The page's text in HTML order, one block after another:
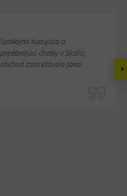
Spokojná kupujúca a
predávajúci chatky v Skalici,
obchod zastrešovala Jana